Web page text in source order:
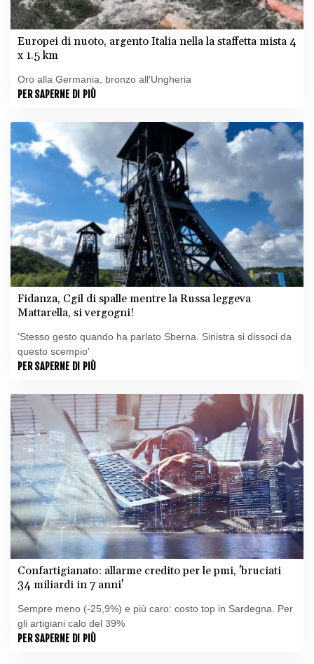
Europei di nuoto, argento Italia nella la staffetta mista 4
x 1.5 km
Oro alla Germania, bronzo all'Ungheria
PER SAPERNE DI PIÙ
Fidanza, Cgil di spalle mentre la Russa leggeva
Mattarella, si vergogni!
'Stesso gesto quando ha parlato Sberna. Sinistra si dissoci da
questo scempio'
PER SAPERNE DI PIÙ
Confartigianato: allarme credito per le pmi, 'bruciati
34 miliardi in 7 anni'
Sempre meno (-25,9%) e più caro: costo top in Sardegna. Per
gli artigiani calo del 39%
PER SAPERNE DI PIÙ